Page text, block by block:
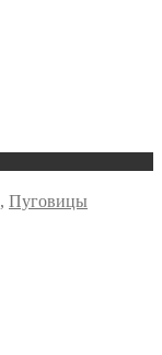
, Пуговицы